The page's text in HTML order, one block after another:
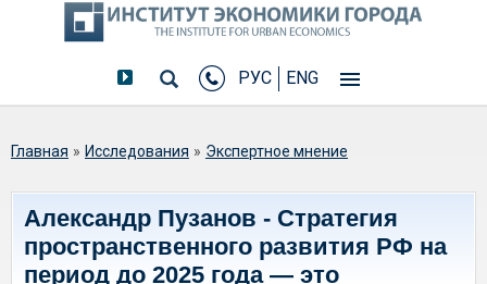
РУС ENG
Вы здесь
Главная » Исследования » Экспертное мнение
Александр Пузанов - Стратегия
пространственного развития РФ на
период до 2025 года — это